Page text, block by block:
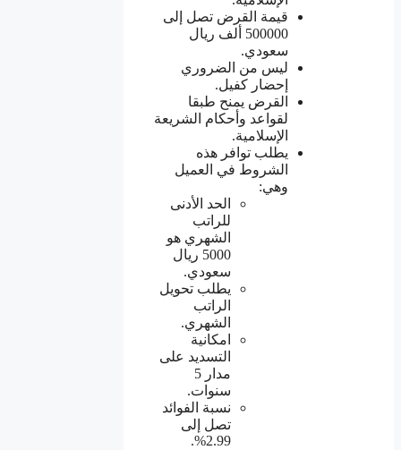
قيمة القرض تصل إلى
500000 ألف ريال
سعودي.
ليس من الضروري
إحضار كفيل.
القرض يمنح طبقا
لقواعد وأحكام الشريعة
الإسلامية.
يطلب توافر هذه
الشروط في العميل
وهي:
الحد الأدنى
للراتب
الشهري هو
5000 ريال
سعودي.
يطلب تحويل
الراتب
الشهري.
امكانية
التسديد على
مدار 5
سنوات.
نسبة الفوائد
تصل إلى
2.99%.